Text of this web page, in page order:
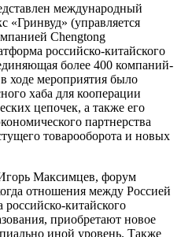
международный
«Гринвуд» (управляется
Chengtong
российско-китайского
более 400 компаний-
ходе мероприятия было
хаба для кооперации
цепочек, а также его
партнерства
товарооборота и новых
Максимцев, форум
отношения между Россией
китайского
приобретают новое
иной уровень. Также